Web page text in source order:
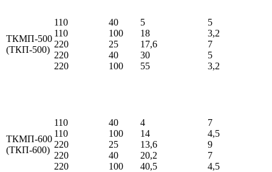
ТКМП-500
(ТКП-500)
110
110
220
220
220
40
100
25
40
100
5
18
17,6
30
55
5
3,2
7
5
3,2
ТКМП-600
(ТКП-600)
110
110
220
220
220
40
100
25
40
100
4
14
13,6
20,2
40,5
7
4,5
9
7
4,5